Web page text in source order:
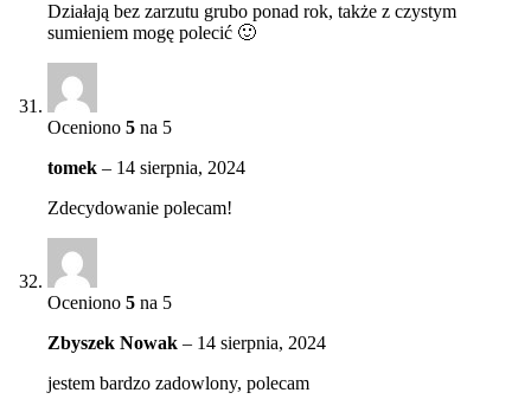
Działają bez zarzutu grubo ponad rok, także z czystym
sumieniem mogę polecić 🙂
Oceniono 5 na 5
tomek – 14 sierpnia, 2024
Zdecydowanie polecam!
Oceniono 5 na 5
Zbyszek Nowak – 14 sierpnia, 2024
jestem bardzo zadowlony, polecam